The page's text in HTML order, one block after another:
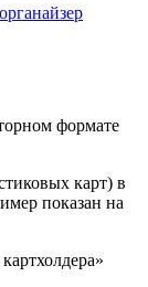
органайзер
формате
карт) в
показан на